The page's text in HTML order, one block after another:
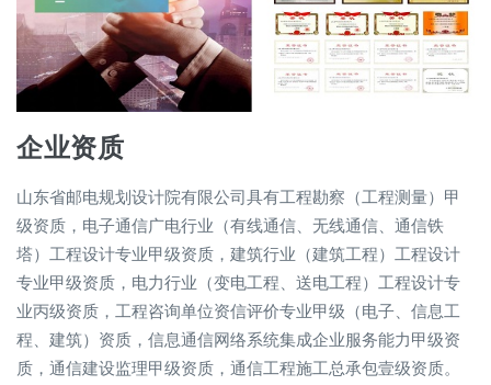
企业资质
山东省邮电规划设计院有限公司具有工程勘察（工程测量）甲
级资质，电子通信广电行业（有线通信、无线通信、通信铁
塔）工程设计专业甲级资质，建筑行业（建筑工程）工程设计
专业甲级资质，电力行业（变电工程、送电工程）工程设计专
业丙级资质，工程咨询单位资信评价专业甲级（电子、信息工
程、建筑）资质，信息通信网络系统集成企业服务能力甲级资
质，通信建设监理甲级资质，通信工程施工总承包壹级资质。